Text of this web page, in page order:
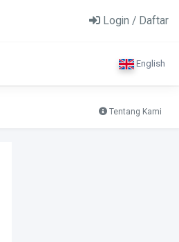
Login / Daftar
English
Tentang Kami